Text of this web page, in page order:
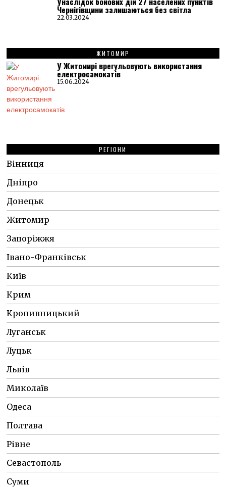
Чернігівщини залишаються без світла
22.03.2024
ЖИТОМИР
У Житомирі врегульовують використання
електросамокатів
15.06.2024
РЕГІОНИ
Вінниця
Дніпро
Донецьк
Житомир
Запоріжжя
Івано-Франківськ
Київ
Крим
Кропивницький
Луганськ
Луцьк
Львів
Миколаїв
Одеса
Полтава
Рівне
Севастополь
Суми